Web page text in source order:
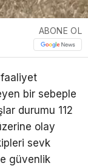
ABONE OL
bir sebeple
durumu 112
olay
sevk
güvenlik